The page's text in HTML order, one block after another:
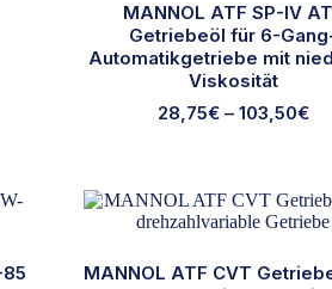
MANNOL ATF SP-IV
Getriebeöl für 6-
Automatikgetriebe mit
Viskosität
28,75€– 103,50€
mehrere
Varianten
Die
85
MANNOL ATF CVT